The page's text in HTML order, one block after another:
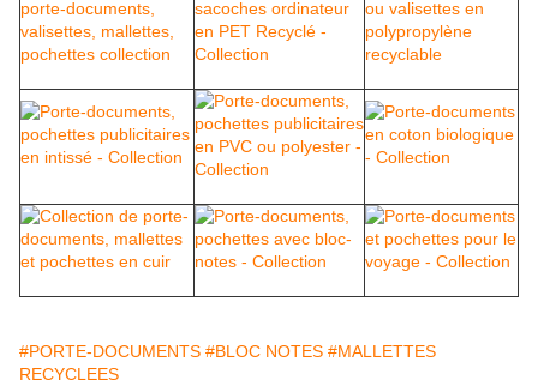
#PORTE-DOCUMENTS #BLOC NOTES #MALLETTES
RECYCLEES